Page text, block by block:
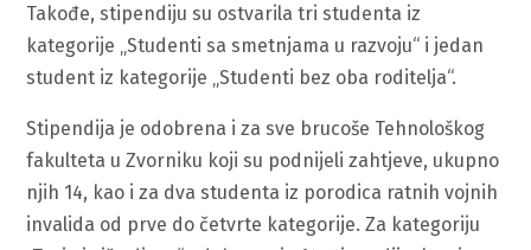
Takođe, stipendiju su ostvarila tri studenta iz
kategorije „Studenti sa smetnjama u razvoju“ i jedan
student iz kategorije „Studenti bez oba roditelja“.
Stipendija je odobrena i za sve brucoše Tehnološkog
fakulteta u Zvorniku koji su podnijeli zahtjeve, ukupno
njih 14, kao i za dva studenta iz porodica ratnih vojnih
invalida od prve do četvrte kategorije. Za kategoriju